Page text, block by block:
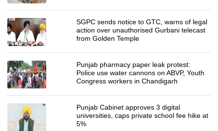
SGPC sends notice to GTC, warns of legal
action over unauthorised Gurbani telecast
from Golden Temple
Punjab pharmacy paper leak protest:
Police use water cannons on ABVP, Youth
Congress workers in Chandigarh
Punjab Cabinet approves 3 digital
universities, caps private school fee hike at
5%